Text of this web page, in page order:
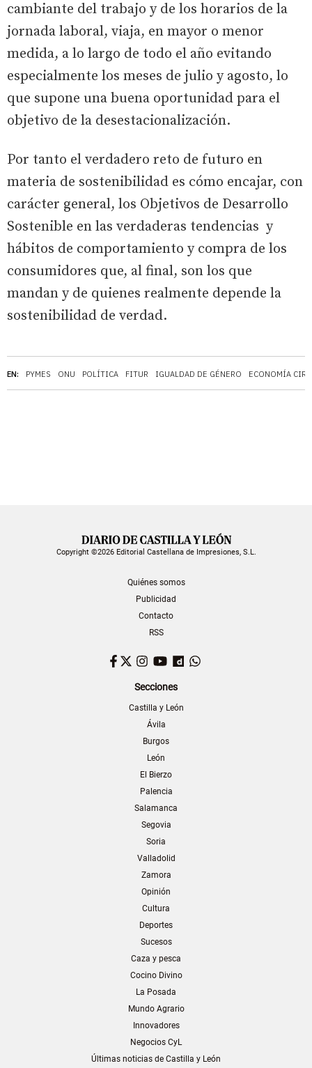
EN: PYMES ONU POLÍTICA FITUR IGUALDAD DE GÉNERO ECONOMÍA
cambiante del trabajo y de los horarios de la
jornada laboral, viaja, en mayor o menor
medida, a lo largo de todo el año evitando
especialmente los meses de julio y agosto, lo
que supone una buena oportunidad para el
objetivo de la desestacionalización.
Por tanto el verdadero reto de futuro en
materia de sostenibilidad es cómo encajar, con
carácter general, los Objetivos de Desarrollo
Sostenible en las verdaderas tendencias y
hábitos de comportamiento y compra de los
consumidores que, al final, son los que
mandan y de quienes realmente depende la
sostenibilidad de verdad.
Copyright ©2026 Editorial Castellana de Impresiones, S.L.
Quiénes somos
Publicidad
Contacto
RSS
Facebook
TwitterInstagram
YouTubeDailymotion
Secciones
Castilla y León
Ávila
Burgos
León
El Bierzo
Palencia
Salamanca
Segovia
Soria
Valladolid
Zamora
Opinión
Cultura
Deportes
Sucesos
Caza y pesca
Cocino Divino
La Posada
Mundo Agrario
Innovadores
Negocios CyL
Últimas noticias de Castilla y León